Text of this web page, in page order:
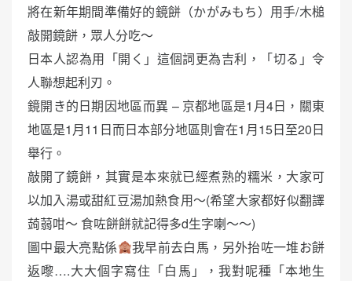
將在新年期間準備好的鏡餅（かがみもち）用手/木槌
敲開鏡餅，眾人分吃～
日本人認為用「開く」這個詞更為吉利，「切る」令
人聯想起利刃。
鏡開き的日期因地區而異 – 京都地區是1月4日，關東
地區是1月11日而日本部分地區則會在1月15日至20日
舉行。
敲開了鏡餅，其實是本來就已經煮熟的糯米，大家可
以加入湯或甜紅豆湯加熱食用～(希望大家都好似翻譯
蒟蒻咁～ 食咗餅餅就記得多d生字喇～～)
圖中最大亮點係
我早前去白馬，另外抬咗一堆お餅
返嚟….大大個字寫住「白馬」，我對呢種「本地生